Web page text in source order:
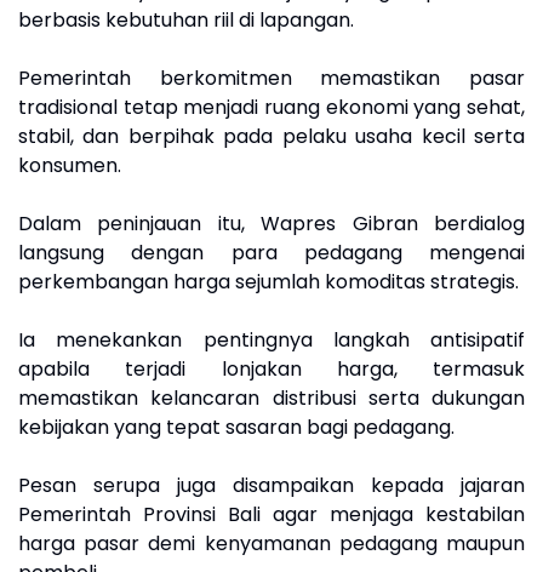
berbasis kebutuhan riil di lapangan.
Pemerintah berkomitmen memastikan pasar
tradisional tetap menjadi ruang ekonomi yang sehat,
stabil, dan berpihak pada pelaku usaha kecil serta
konsumen.
Dalam peninjauan itu, Wapres Gibran berdialog
langsung dengan para pedagang mengenai
perkembangan harga sejumlah komoditas strategis.
Ia menekankan pentingnya langkah antisipatif
apabila terjadi lonjakan harga, termasuk
memastikan kelancaran distribusi serta dukungan
kebijakan yang tepat sasaran bagi pedagang.
Pesan serupa juga disampaikan kepada jajaran
Pemerintah Provinsi Bali agar menjaga kestabilan
harga pasar demi kenyamanan pedagang maupun